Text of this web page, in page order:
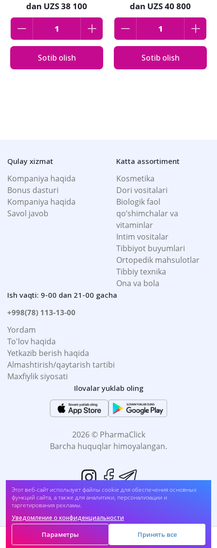
Этот веб-сайт использует файлы cookie для обеспечения основных
функций сайта, а также для аналитики, персонализации и
таргетирования рекламы.
Уведомление о конфиденциальности
Параметры Принять все
Алер-G таб. 10 мг №20 GMP (194221024##2 714)
UZS42 500
dan UZS 38 100
Sotib olish
dan UZS 40 800
Sotib olish
Qulay xizmat
Kompaniya haqida
Bonus dasturi
Kompaniya haqida
Savol javob
Katta assortiment
Kosmetika
Dori vositalari
Biologik faol
qo’shimchalar va
vitaminlar
Intim vositalar
Tibbiyot buyumlari
Ortopedik mahsulotlar
Tibbiy texnika
Ona va bola
Ish vaqti: 9-00 dan 21-00 gacha
+998(78) 113-13-00
Yordam
To'lov haqida
Yetkazib berish haqida
Almashtirish/qaytarish tartibi
Maxfiylik siyosati
Ilovalar yuklab oling
2026 © PharmaClick
Barcha huquqlar himoyalangan.